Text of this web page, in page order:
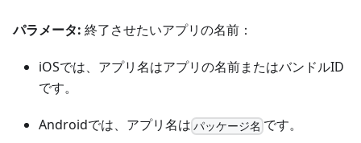
パラメータ: 終了させたいアプリの名前：
iOSでは、アプリ名はアプリの名前またはバンドルID
です。
Androidでは、アプリ名は パッケージ名 です。